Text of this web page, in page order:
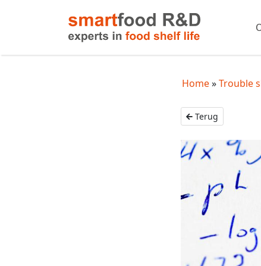
Home Trouble
Terug